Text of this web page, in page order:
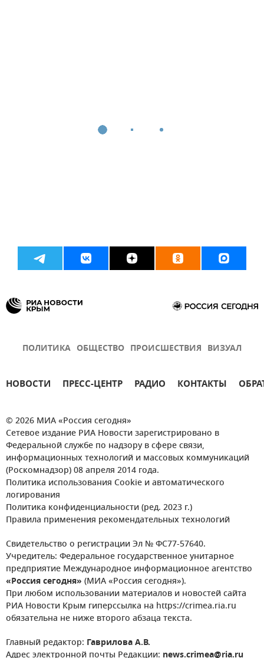
ПОЛИТИКА ОБЩЕСТВО ПРОИСШЕСТВИЯ ВИЗУАЛ
НОВОСТИ ПРЕСС-ЦЕНТР РАДИО КОНТАКТЫ
© 2026 МИА «Россия сегодня»
Сетевое издание РИА Новости зарегистрировано в
Федеральной службе по надзору в сфере связи,
информационных технологий и массовых коммуникаций
(Роскомнадзор) 08 апреля 2014 года.
Политика использования Cookie и автоматического
логирования
Политика конфиденциальности (ред. 2023 г.)
Правила применения рекомендательных технологий
Свидетельство о регистрации Эл № ФС77-57640.
Учредитель: Федеральное государственное унитарное
предприятие Международное информационное агентство
«Россия сегодня» (МИА «Россия сегодня»).
При любом использовании материалов и новостей сайта
РИА Новости Крым гиперссылка на https://crimea.ria.ru
обязательна не ниже второго абзаца текста.
Главный редактор: Гаврилова А.В.